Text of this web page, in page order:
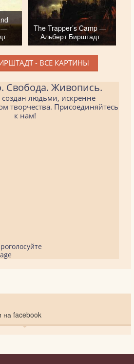
—
The Trapper’s Camp —
Альберт Бирштадт
- ВСЕ КАРТИНЫ
Свобода. Живопись.
людьми, искренне
творчества. Присоединяйтесь
к нам!
на facebook